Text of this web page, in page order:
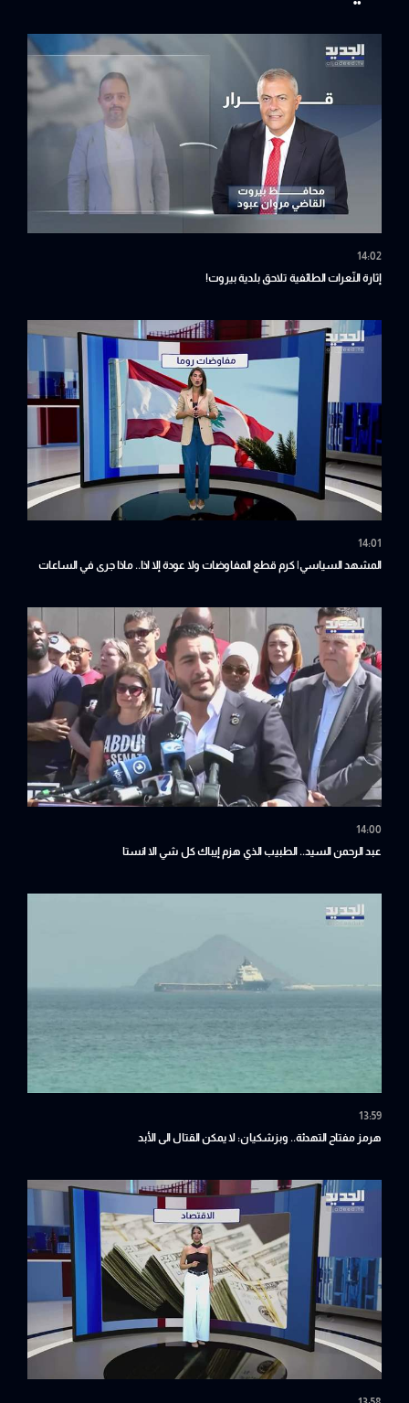
14:02
إثارة النّعرات الطائفية تلاحق بلدية بيروت!
14:01
المشهد السياسي| كرم قطع المفاوضات ولا عودة إلا اذا.. ماذا جرى في الساعات
14:00
عبد الرحمن السيد.. الطبيب الذي هزم إيباك كل شي الا انستا
13:59
هرمز مفتاح التهدئة.. وبزشكيان: لا يمكن القتال الى الأبد